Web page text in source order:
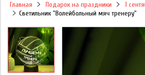
Главная Подарок на праздники
1
Светильник "Волейбольный мяч тренеру"